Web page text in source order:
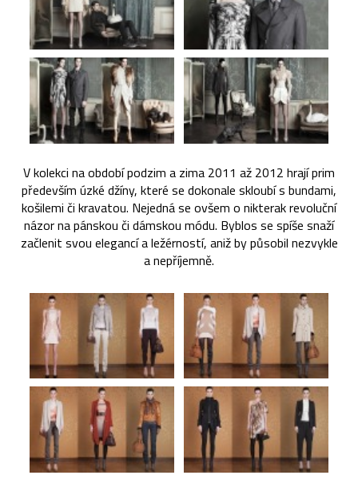
V kolekci na období podzim a zima 2011 až 2012 hrají prim
především úzké džíny, které se dokonale skloubí s bundami,
košilemi či kravatou. Nejedná se ovšem o nikterak revoluční
názor na pánskou či dámskou módu. Byblos se spíše snaží
začlenit svou elegancí a ležérností, aniž by působil nezvykle
a nepříjemně.